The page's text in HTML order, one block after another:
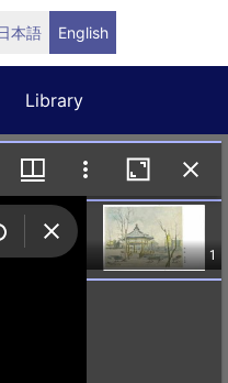
本語 English
Library